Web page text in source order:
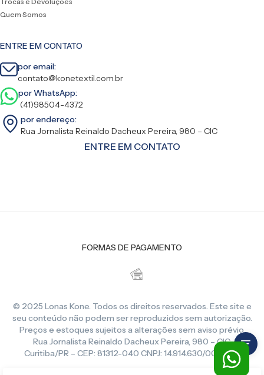
Quem Somos
ENTRE EM CONTATO
por email:
contato@konetextil.com.br
por WhatsApp:
(41)98504-4372
por endereço:
Rua Jornalista Reinaldo Dacheux Pereira, 980 – CIC
ENTRE EM CONTATO
FORMAS DE PAGAMENTO
© 2025 Lonas Kone. Todos os direitos reservados. Este site e
seu conteúdo não podem ser reproduzidos sem autorização.
Preços e estoques sujeitos a alterações sem aviso prévio.
Rua Jornalista Reinaldo Dacheux Pereira, 980 – CIC,
Curitiba/PR – CEP: 81312-040 CNPJ: 14.914.630/0001-86